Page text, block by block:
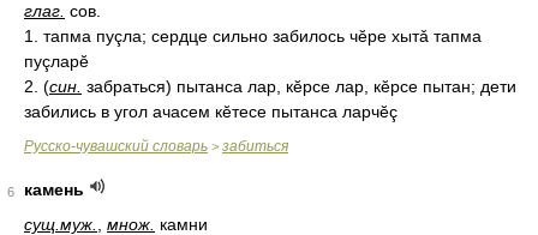
глаг. сов.
1. тапма пуçла; сердце сильно забилось чĕре хытǎ тапма
пуçларĕ
2. (син. забраться) пытанса лар, кĕрсе лар, кĕрсе пытан; дети
забились в угол ачасем кĕтесе пытанса ларчĕç
Русско-чувашский словарь > забиться
6
камень
сущ. муж. множ. камни